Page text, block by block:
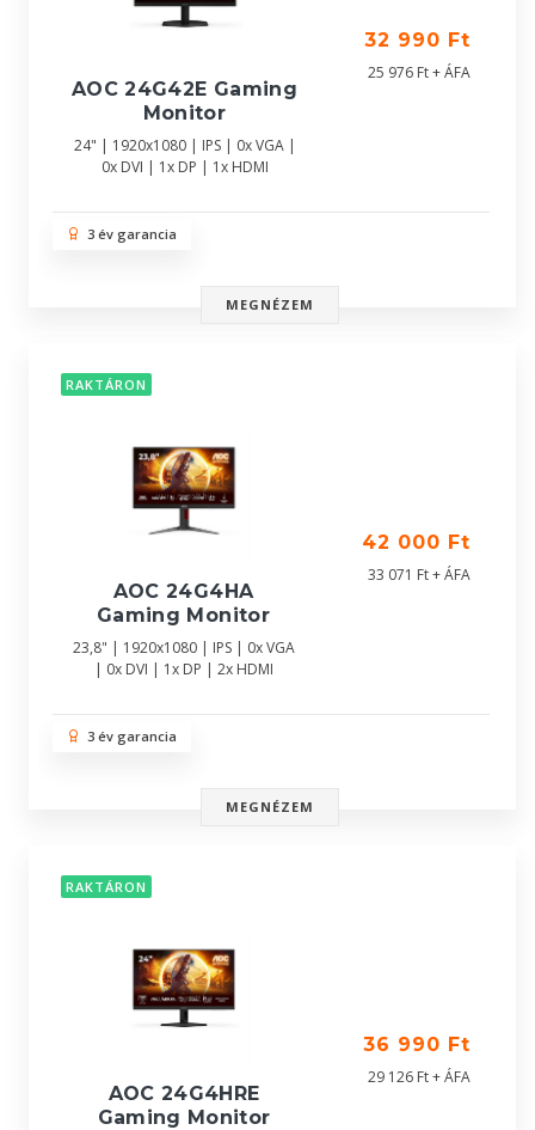
AOC 24G42E Gaming
Monitor
24" | 1920x1080 | IPS | 0x VGA |
0x DVI | 1x DP | 1x HDMI
32 990 Ft
25 976 Ft + ÁFA
3 év garancia
MEGNÉZEM
RAKTÁRON
AOC 24G4HA
Gaming Monitor
23,8" | 1920x1080 | IPS | 0x VGA
| 0x DVI | 1x DP | 2x HDMI
42 000 Ft
33 071 Ft + ÁFA
3 év garancia
MEGNÉZEM
RAKTÁRON
AOC 24G4HRE
Gaming Monitor
36 990 Ft
29 126 Ft + ÁFA